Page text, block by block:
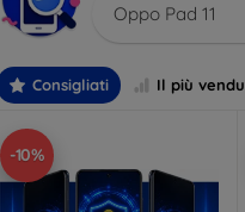
Oppo Pad 11
Consigliati Il più
-10%